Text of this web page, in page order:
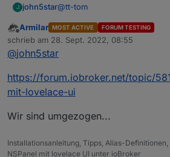
J john5star@tt-tom
ich habe das Abfallskript mal
wurden lediglich vier alias-
Geräte. Des weiteren habe
festgestellt, dass die Farbe
bei mir auch in den
Restmülltonne mit
Offline
Armilar MOST ACTIVE FORUM TESTING
schrieb am 28. Sept. 2022, 08:55
zuletzt editiert von
@john5star
https://forum.iobroker.net/topic/
mit-lovelace-ui
Wir sind umgezogen...
Installationsanleitung, Tipps, Alias-Definitionen,
NSPanel mit lovelace UI unter ioBroker